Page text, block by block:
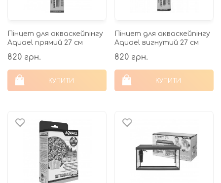
Пінцет для акваскейпінгу
Aquael прямий 27 см
820 грн.
КУПИТИ
Пінцет для акваскейпінгу
Aquael вигнутий 27 см
820 грн.
КУПИТИ